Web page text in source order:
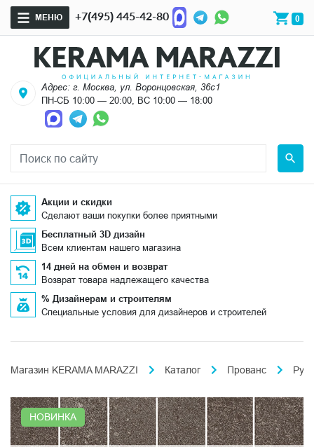
МЕНЮ +7(495) 445-42-80 0
Адрес: г. Москва, ул. Воронцовская, 36с1
ПН-СБ 10:00 — 20:00, ВС 10:00 — 18:00
Акции и скидки
Сделают ваши покупки более приятными
Бесплатный 3D дизайн
Всем клиентам нашего магазина
14 дней на обмен и возврат
Возврат товара надлежащего качества
% Дизайнерам и строителям
Специальные условия для дизайнеров и строителей
Магазин KERAMA MARAZZI Каталог Прованс
НОВИНКА